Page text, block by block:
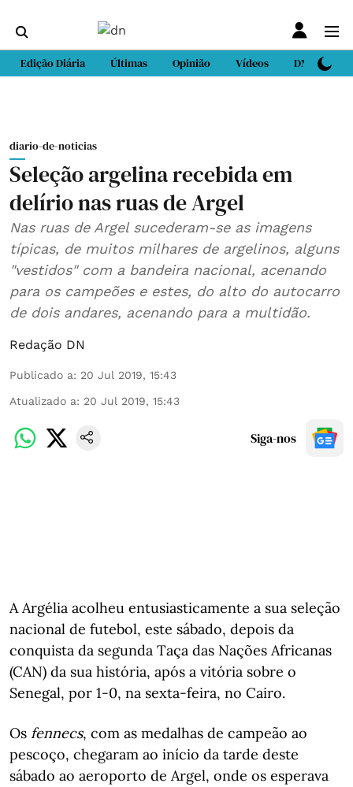
Edição Diária Últimas Opinião Vídeos DN Sport
diario-de-noticias
Seleção argelina recebida em
delírio nas ruas de Argel
Nas ruas de Argel sucederam-se as imagens
típicas, de muitos milhares de argelinos, alguns
"vestidos" com a bandeira nacional, acenando
para os campeões e estes, do alto do autocarro
de dois andares, acenando para a multidão.
Redação DN
Publicado a: 20 Jul 2019, 15:43
Atualizado a: 20 Jul 2019, 15:43
Siga-nos
A Argélia acolheu entusiasticamente a sua seleção
nacional de futebol, este sábado, depois da
conquista da segunda Taça das Nações Africanas
(CAN) da sua história, após a vitória sobre o
Senegal, por 1-0, na sexta-feira, no Cairo.
Os fennecs, com as medalhas de campeão ao
pescoço, chegaram ao início da tarde deste
sábado ao aeroporto de Argel, onde os esperava